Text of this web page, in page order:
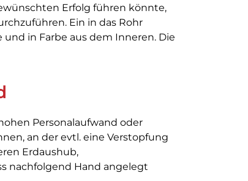
Erfolg führen könnte,
Ein in das Rohr
in Farbe aus dem Inneren. Die
Personalaufwand oder
an der evtl. eine Verstopfung
Erdaushub,
nachfolgend Hand angelegt